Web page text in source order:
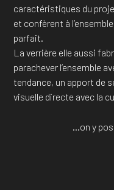
caractéristiques du
et confèrent à
parfait.
La verrière elle aussi
parachever l’ensemble
tendance, un apport de
visuelle directe avec la
…on y